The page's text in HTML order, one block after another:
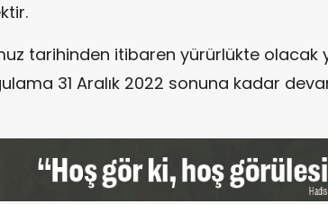
tarihinden itibaren yürürlükte olacak
31 Aralık 2022 sonuna kadar